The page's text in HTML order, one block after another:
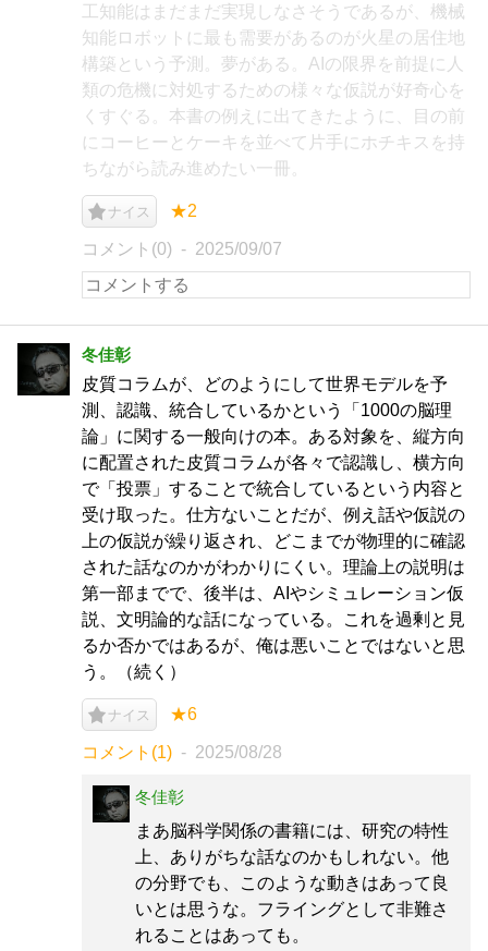
工知能はまだまだ実現しなさそうであるが、機械
知能ロボットに最も需要があるのが火星の居住地
構築という予測。夢がある。AIの限界を前提に人
類の危機に対処するための様々な仮説が好奇心を
くすぐる。本書の例えに出てきたように、目の前
にコーヒーとケーキを並べて片手にホチキスを持
ちながら読み進めたい一冊。
ナイス ★2
コメント(0) 2025/09/07
冬佳彰
皮質コラムが、どのようにして世界モデルを予
測、認識、統合しているかという「1000の脳理
論」に関する一般向けの本。ある対象を、縦方向
に配置された皮質コラムが各々で認識し、横方向
で「投票」することで統合しているという内容と
受け取った。仕方ないことだが、例え話や仮説の
上の仮説が繰り返され、どこまでが物理的に確認
された話なのかがわかりにくい。理論上の説明は
第一部までで、後半は、AIやシミュレーション仮
説、文明論的な話になっている。これを過剰と見
るか否かではあるが、俺は悪いことではないと思
う。（続く）
ナイス ★6
コメント(1) 2025/08/28
冬佳彰
まあ脳科学関係の書籍には、研究の特性
上、ありがちな話なのかもしれない。他
の分野でも、このような動きはあって良
いとは思うな。フライングとして非難さ
れることはあっても。